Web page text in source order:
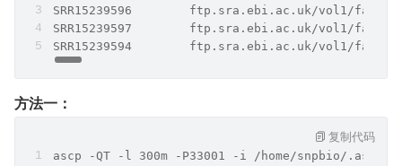
SRR15239596        ftp.sra.ebi.ac.uk/vol1/fastq/
SRR15239597        ftp.sra.ebi.ac.uk/vol1/fastq/
SRR15239594        ftp.sra.ebi.ac.uk/vol1/fastq/
方法一：
ascp -QT -l 300m -P33001 -i /home/snpbio/
复制代码